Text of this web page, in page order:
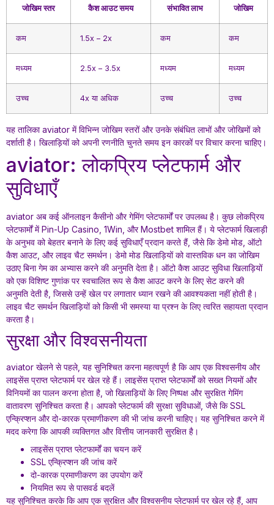
जोखिम स्तर कैश आउट समय संभावित लाभ जोखिम
कम 1.5x – 2x कम कम
मध्यम 2.5x – 3.5x मध्यम मध्यम
उच्च 4x या अधिक उच्च उच्च
यह तालिका aviator में विभिन्न जोखिम स्तरों और उनके संबंधित लाभों और जोखिमों को
दर्शाती है। खिलाड़ियों को अपनी रणनीति चुनते समय इन कारकों पर विचार करना चाहिए।
aviator: लोकप्रिय प्लेटफार्म और
सुविधाएँ
aviator अब कई ऑनलाइन कैसीनो और गेमिंग प्लेटफार्मों पर उपलब्ध है। कुछ लोकप्रिय
प्लेटफार्मों में Pin-Up Casino, 1Win, और Mostbet शामिल हैं। ये प्लेटफार्म खिलाड़ी
के अनुभव को बेहतर बनाने के लिए कई सुविधाएँ प्रदान करते हैं, जैसे कि डेमो मोड, ऑटो
कैश आउट, और लाइव चैट समर्थन। डेमो मोड खिलाड़ियों को वास्तविक धन का जोखिम
उठाए बिना गेम का अभ्यास करने की अनुमति देता है। ऑटो कैश आउट सुविधा खिलाड़ियों
को एक विशिष्ट गुणांक पर स्वचालित रूप से कैश आउट करने के लिए सेट करने की
अनुमति देती है, जिससे उन्हें खेल पर लगातार ध्यान रखने की आवश्यकता नहीं होती है।
लाइव चैट समर्थन खिलाड़ियों को किसी भी समस्या या प्रश्न के लिए त्वरित सहायता प्रदान
करता है।
सुरक्षा और विश्वसनीयता
aviator खेलने से पहले, यह सुनिश्चित करना महत्वपूर्ण है कि आप एक विश्वसनीय और
लाइसेंस प्राप्त प्लेटफार्म पर खेल रहे हैं। लाइसेंस प्राप्त प्लेटफार्मों को सख्त नियमों और
विनियमों का पालन करना होता है, जो खिलाड़ियों के लिए निष्पक्ष और सुरक्षित गेमिंग
वातावरण सुनिश्चित करता है। आपको प्लेटफार्म की सुरक्षा सुविधाओं, जैसे कि SSL
एन्क्रिप्शन और दो-कारक प्रमाणीकरण की भी जांच करनी चाहिए। यह सुनिश्चित करने में
मदद करेगा कि आपकी व्यक्तिगत और वित्तीय जानकारी सुरक्षित है।
लाइसेंस प्राप्त प्लेटफार्मों का चयन करें
SSL एन्क्रिप्शन की जांच करें
दो-कारक प्रमाणीकरण का उपयोग करें
नियमित रूप से पासवर्ड बदलें
यह सुनिश्चित करके कि आप एक सुरक्षित और विश्वसनीय प्लेटफार्म पर खेल रहे हैं, आप